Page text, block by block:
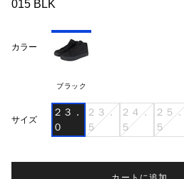
015 BLK
カラー
ブラック
サイズ
２３．
０
２３．
５
２４．
５
２５．
５